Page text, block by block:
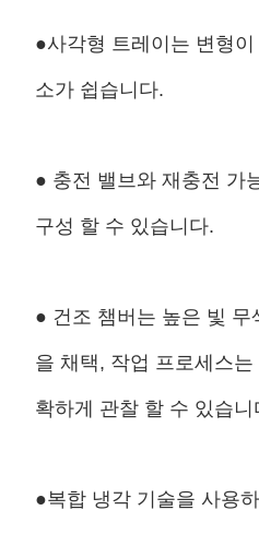
●사각형 트레이는 변형
소가 쉽습니다.
● 충전 밸브와 재충전 가
구성 할 수 있습니다.
● 건조 챔버는 높은 빛
을 채택, 작업 프로세스
확하게 관찰 할 수 있습니
●복합 냉각 기술을 사용